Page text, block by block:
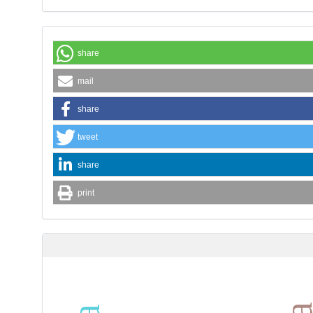
share
mail
share
tweet
share
print